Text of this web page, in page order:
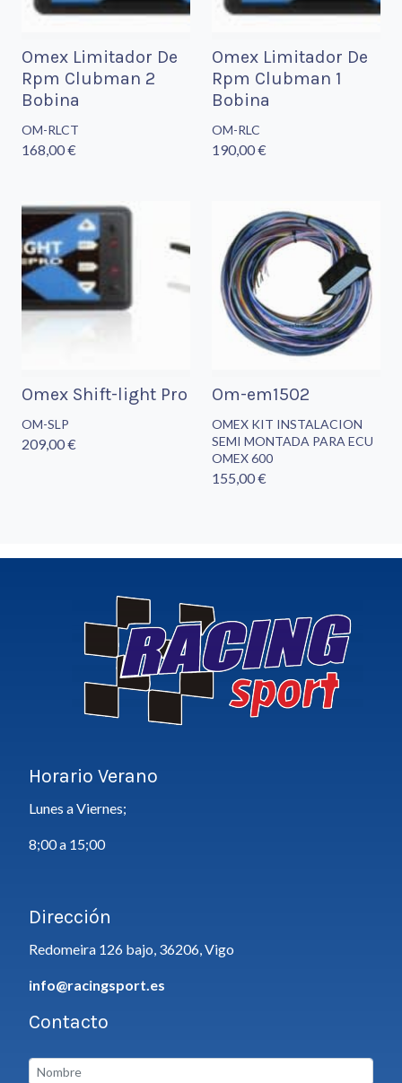
Omex Limitador De
Rpm Clubman 2
Bobina
OM-RLCT
168,00 €
Omex Limitador De
Rpm Clubman 1
Bobina
OM-RLC
190,00 €
Omex Shift-light Pro
OM-SLP
209,00 €
Om-em1502
OMEX KIT INSTALACION
SEMI MONTADA PARA ECU
OMEX 600
155,00 €
Horario Verano
Lunes a Viernes;
8;00 a 15;00
Dirección
Redomeira 126 bajo, 36206, Vigo
info@racingsport.es
Contacto